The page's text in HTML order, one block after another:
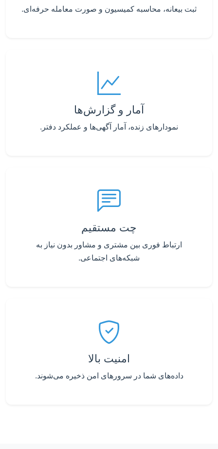
ثبت بیعانه، محاسبه کمیسیون و صورت معامله حرفه‌ای.
آمار و گزارش‌ها
نمودارهای زنده، آمار آگهی‌ها و عملکرد دفتر.
چت مستقیم
ارتباط فوری بین مشتری و مشاور بدون نیاز به
شبکه‌های اجتماعی.
امنیت بالا
داده‌های شما در سرورهای امن ذخیره می‌شوند.